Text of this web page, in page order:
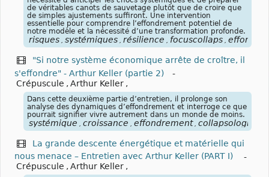
de véritables canots de sauvetage plutôt que de croire que
de simples ajustements suffiront. Une intervention
essentielle pour comprendre l’effondrement potentiel de
notre modèle et la nécessité d’une transformation profonde.
risques systémiques résilience focuscollaps
"Si notre système économique arrête de croître, il
s'effondre" - Arthur Keller (partie 2)
-
Crépuscule , Arthur Keller ,
Dans cette deuxième partie d’entretien, il prolonge son
analyse des dynamiques d’effondrement et interroge ce que
pourrait signifier vivre autrement dans un monde de moins.
systémique croissance effondrement collapsologie
La grande descente énergétique et matérielle qui
nous menace – Entretien avec Arthur Keller (PART I)
-
Crépuscule , Arthur Keller ,